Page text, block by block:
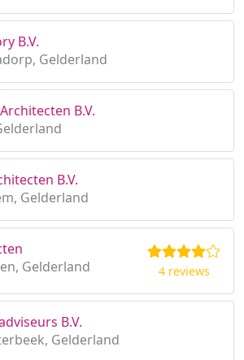
B.V.
Gelderland
B.V.
B.V.
Gelderland
Gelderland
4 reviews
B.V.
Gelderland